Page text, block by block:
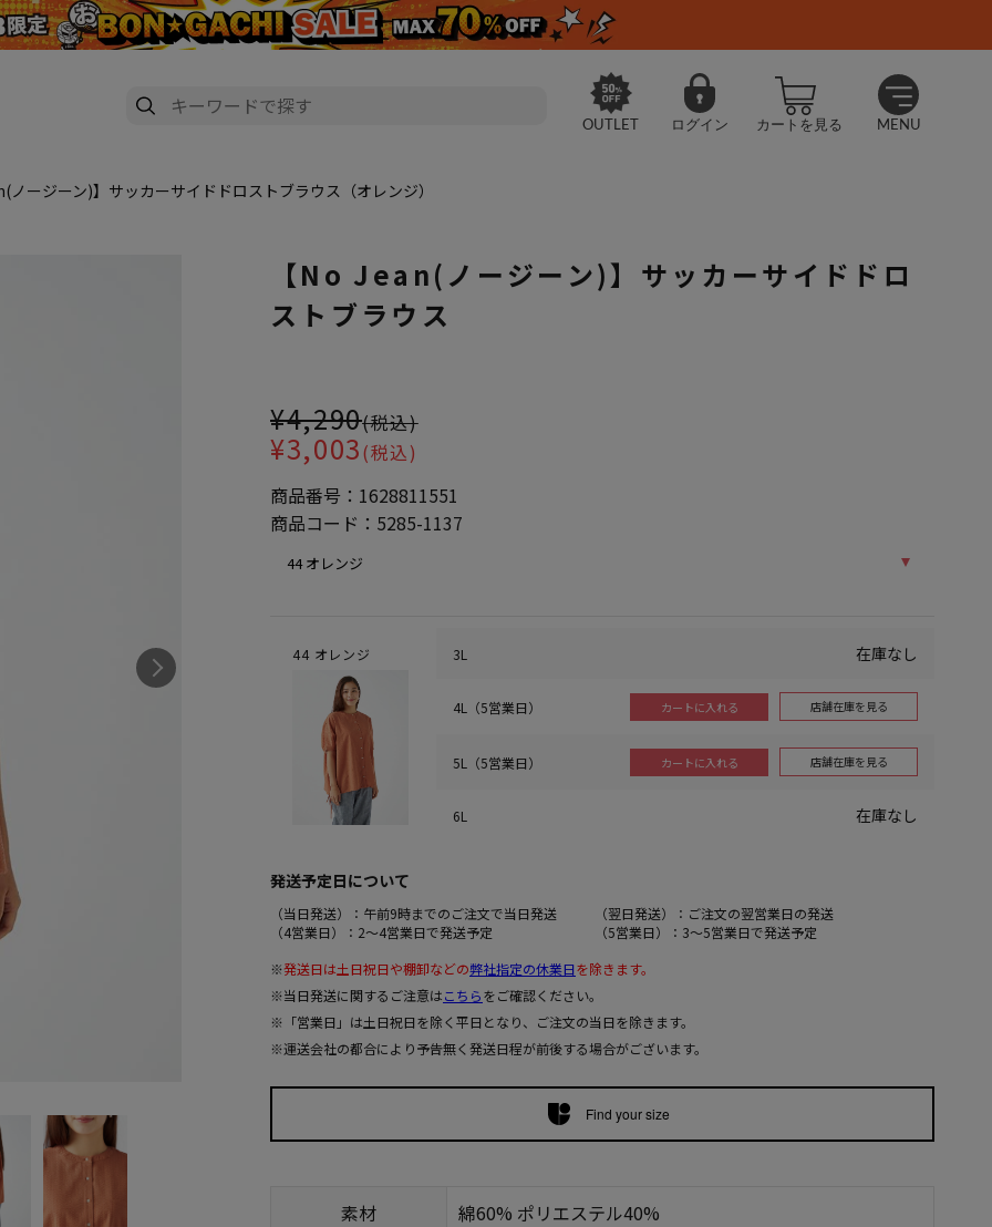
OUTLET ログイン カートを見る MENU
ノージーン)】サッカーサイドドロストブラウス（オレンジ）
【No Jean(ノージーン)】サッカーサイドドロ
ストブラウス
¥4,290(税込)
¥3,003(税込)
商品番号： 1628811551
商品コード： 5285-1137
44 オレンジ 3L 在庫なし
4L（5営業日） カートに入れる 店舗在庫を見る
5L（5営業日） カートに入れる 店舗在庫を見る
6L 在庫なし
発送予定日について
（当日発送）：午前9時までのご注文で当日発送
（翌日発送）：ご注文の翌営業日の発送
（4営業日）：2～4営業日で発送予定
（5営業日）：3～5営業日で発送予定
※発送日は土日祝日や棚卸などの弊社指定の休業日を除きます。
※当日発送に関するご注意はこちらをご確認ください。
※「営業日」は土日祝日を除く平日となり、ご注文の当日を除きます。
※運送会社の都合により予告無く発送日程が前後する場合がございます。
Find your size
素材
綿60% ポリエステル40%